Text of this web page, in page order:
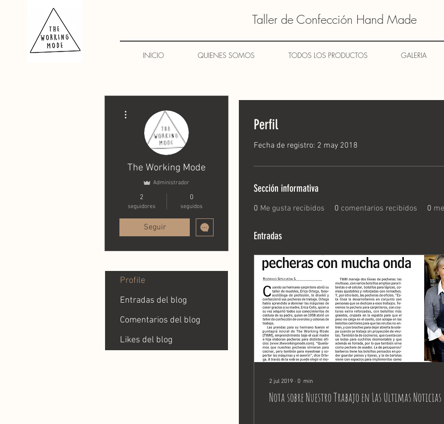
Taller de Confección Hand Made
INICIO QUIENES SOMOS TODOS LOS PRODUCTOS GALERIA
Perfil
Fecha de registro: 2 may 2018
Sección informativa
0 Me gusta recibidos 0 comentarios recibidos 0
Entradas
2 jul 2019 ∙ 0 min
Nota sobre Nuestro Trabajo en Las Ultimas Noticias
The Working Mode
Administrador
2
seguidores
0
seguidos
Seguir
Profile
Entradas del blog
Comentarios del blog
Likes del blog